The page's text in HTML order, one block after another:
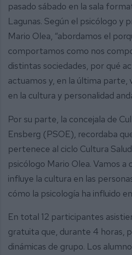
pasado sábado en la sala
Lagunas. Según el psicólogo y
Mario Olea, “abordamos el
comportamos como nos
distintas sociedades, por qué
actuamos y, en la última parte,
en la cultura y personalidad
Por su parte, la concejala de
Ensberg (PSOE), recordaba
pertenece al ciclo Cultura
psicólogo Mario Olea. Vamos a
influye la cultura en las
cómo la psicología ha influido
En total 12 participantes
gratuita que, durante 4 horas,
dinámicas de grupo. Los